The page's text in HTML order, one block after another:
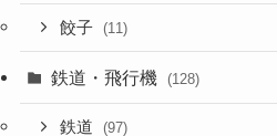
餃子 (11)
鉄道・飛行機 (128)
鉄道 (97)